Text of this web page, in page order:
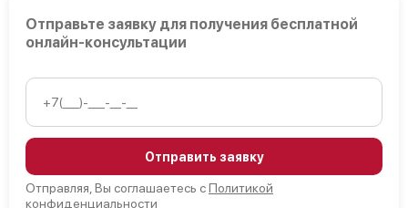
Отправьте заявку для получения бесплатной
онлайн-консультации
Отправить заявку
Отправляя, Вы соглашаетесь сПолитикой
конфиденциальности